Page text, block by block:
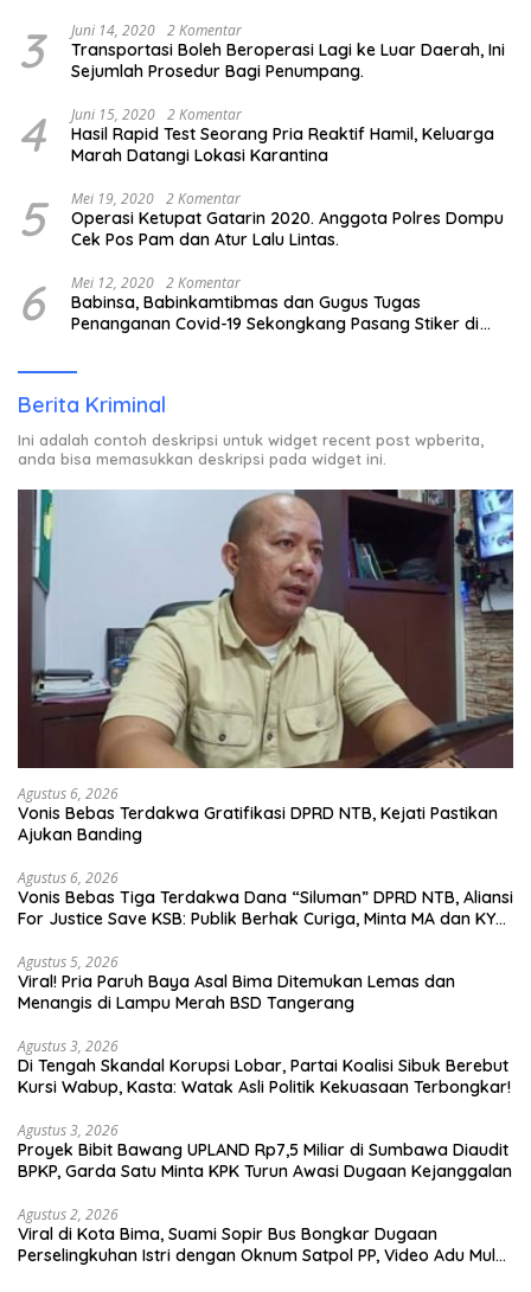
3 Juni 14, 2020 2 Komentar
Transportasi Boleh Beroperasi Lagi ke Luar Daerah, Ini
Sejumlah Prosedur Bagi Penumpang.
4 Juni 15, 2020 2 Komentar
Hasil Rapid Test Seorang Pria Reaktif Hamil, Keluarga
Marah Datangi Lokasi Karantina
5 Mei 19, 2020 2 Komentar
Operasi Ketupat Gatarin 2020. Anggota Polres Dompu
Cek Pos Pam dan Atur Lalu Lintas.
6 Mei 12, 2020 2 Komentar
Babinsa, Babinkamtibmas dan Gugus Tugas
Penanganan Covid-19 Sekongkang Pasang Stiker di
Berita Kriminal
Ini adalah contoh deskripsi untuk widget recent post wpberita,
anda bisa memasukkan deskripsi pada widget ini.
Agustus 6, 2026
Vonis Bebas Terdakwa Gratifikasi DPRD NTB, Kejati Pastikan
Ajukan Banding
Agustus 6, 2026
Vonis Bebas Tiga Terdakwa Dana “Siluman” DPRD NTB, Aliansi
For Justice Save KSB: Publik Berhak Curiga, Minta MA dan KY
Agustus 5, 2026
Viral! Pria Paruh Baya Asal Bima Ditemukan Lemas dan
Menangis di Lampu Merah BSD Tangerang
Agustus 3, 2026
Di Tengah Skandal Korupsi Lobar, Partai Koalisi Sibuk Berebut
Kursi Wabup, Kasta: Watak Asli Politik Kekuasaan Terbongkar!
Agustus 3, 2026
Proyek Bibit Bawang UPLAND Rp7,5 Miliar di Sumbawa Diaudit
BPKP, Garda Satu Minta KPK Turun Awasi Dugaan Kejanggalan
Agustus 2, 2026
Viral di Kota Bima, Suami Sopir Bus Bongkar Dugaan
Perselingkuhan Istri dengan Oknum Satpol PP, Video Adu Mulut